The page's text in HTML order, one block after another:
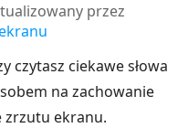
przez
czytasz ciekawe słowa
na zachowanie
zrzutu ekranu.